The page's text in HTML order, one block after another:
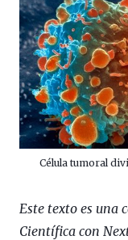
Célula tumoral
Este texto es una
Científica con